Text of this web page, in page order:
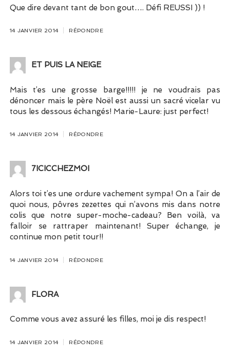
Que dire devant tant de bon gout…. Défi REUSSI )) !
14 JANVIER 2014 RÉPONDRE
ET PUIS LA NEIGE
Mais t’es une grosse barge!!!!! je ne voudrais pas
dénoncer mais le père Noël est aussi un sacré vicelar vu
tous les dessous échangés! Marie-Laure: just perfect!
14 JANVIER 2014 RÉPONDRE
7ICICCHEZMOI
Alors toi t’es une ordure vachement sympa! On a l’air de
quoi nous, pôvres zezettes qui n’avons mis dans notre
colis que notre super-moche-cadeau? Ben voilà, va
falloir se rattraper maintenant! Super échange, je
continue mon petit tour!!
14 JANVIER 2014 RÉPONDRE
FLORA
Comme vous avez assuré les filles, moi je dis respect!
14 JANVIER 2014 RÉPONDRE